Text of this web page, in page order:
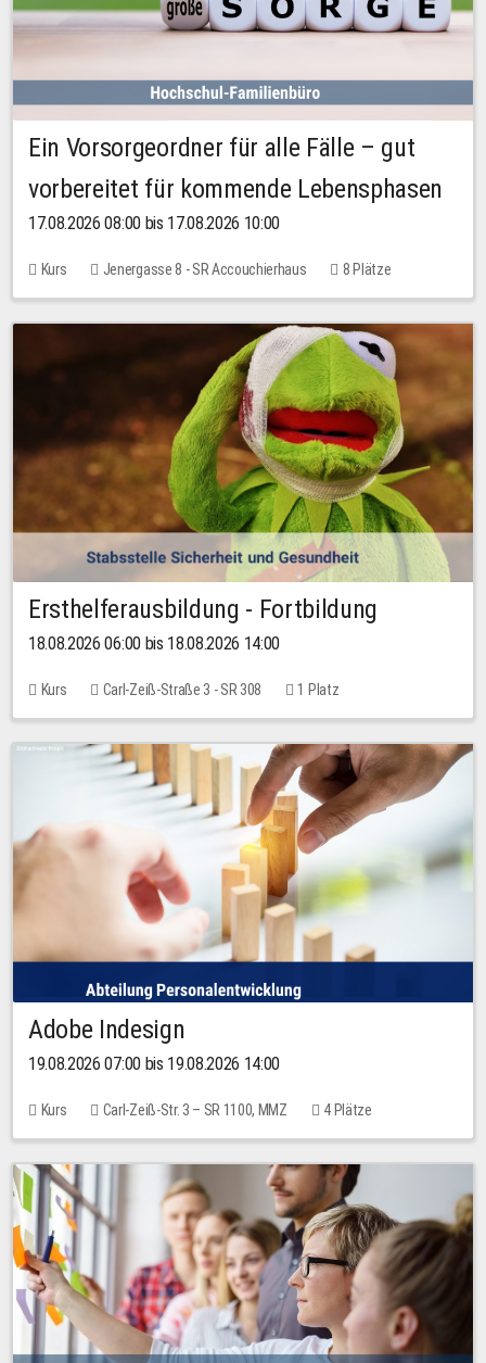
Ein Vorsorgeordner für alle Fälle – gut
vorbereitet für kommende Lebensphasen
17.08.2026 08:00 bis 17.08.2026 10:00
Kurs Jenergasse 8 - SR Accouchierhaus 8 Plätze
Ersthelferausbildung - Fortbildung
18.08.2026 06:00 bis 18.08.2026 14:00
Kurs Carl-Zeiß-Straße 3 - SR 308 1 Platz
Adobe Indesign
19.08.2026 07:00 bis 19.08.2026 14:00
Kurs Carl-Zeiß-Str. 3 – SR 1100, MMZ 4 Plätze